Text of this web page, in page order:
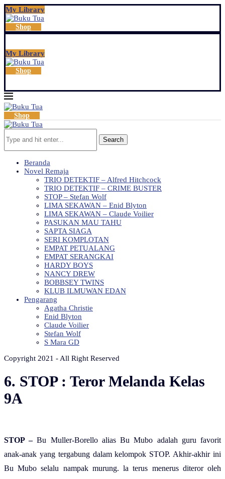
My Library
Shop
My Library
Shop
Shop
Search
Beranda
Novel Remaja
TRIO DETEKTIF – Alfred Hitchcock
TRIO DETEKTIF – CRIME BUSTER
STOP – Stefan Wolf
LIMA SEKAWAN – Enid Blyton
LIMA SEKAWAN – Claude Voilier
PASUKAN MAU TAHU
SAPTA SIAGA
SERI KOMPLOTAN
EMPAT PETUALANG
EMPAT SERANGKAI
HARDY BOYS
NANCY DREW
BOBBSEY TWINS
KLUB ILMUWAN EDAN
Pengarang
Agatha Christie
Enid Blyton
Claude Voilier
Stefan Wolf
S Mara GD
Copyright 2021 - All Right Reserved
6. STOP : Teror Melanda Kelas
9A
STOP –Bu Muller-Borello alias Bu Mubo adalah guru favorit
anak-anak yang tergabung dalam kelompok STOP. Akhir-akhir ini
Bu Mubo selalu nampak murung. la terus menerus diteror oleh